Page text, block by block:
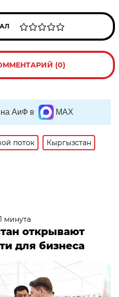
(0)
АиФ в MAX
поток
Кыргызстан
минута
открывают
для бизнеса